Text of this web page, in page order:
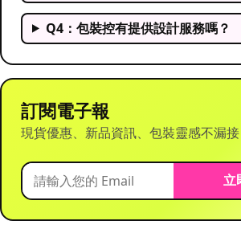
Q4：包裝控有提供設計服務嗎？
訂閱電子報
現貨優惠、新品資訊、包裝靈感不漏接
立